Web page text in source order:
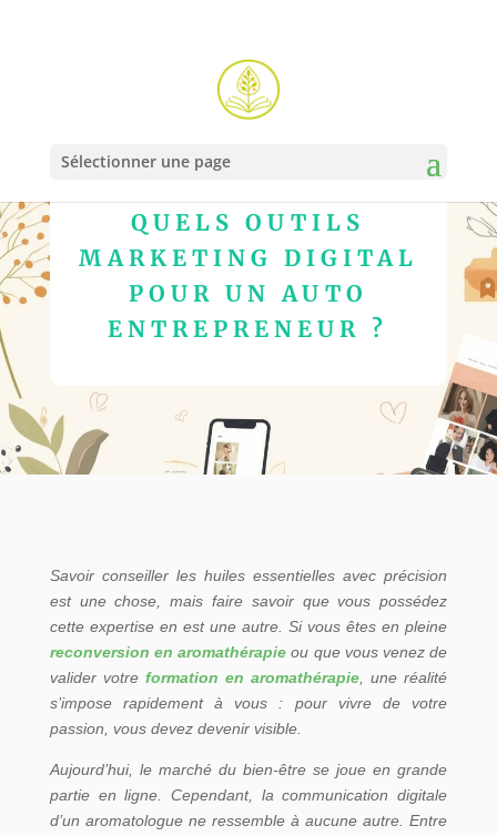
Sélectionner une page
QUELS OUTILS
MARKETING DIGITAL
POUR UN AUTO
ENTREPRENEUR ?
Savoir conseiller les huiles essentielles avec précision
est une chose, mais faire savoir que vous possédez
cette expertise en est une autre. Si vous êtes en pleine
reconversion en aromathérapie ou que vous venez de
valider votre formation en aromathérapie , une réalité
s’impose rapidement à vous : pour vivre de votre
passion, vous devez devenir visible.
Aujourd’hui, le marché du bien-être se joue en grande
partie en ligne. Cependant, la communication digitale
d’un aromatologue ne ressemble à aucune autre. Entre